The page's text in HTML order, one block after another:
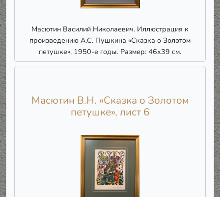
Масютин Василий Николаевич. Иллюстрация к
произведению А.С. Пушкина «Сказка о Золотом
петушке», 1950-е годы. Размер: 46х39 см.
Масютин В.Н. «Сказка о Золотом
петушке», лист 6